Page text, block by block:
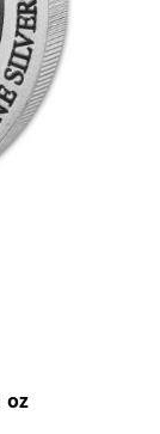
oz